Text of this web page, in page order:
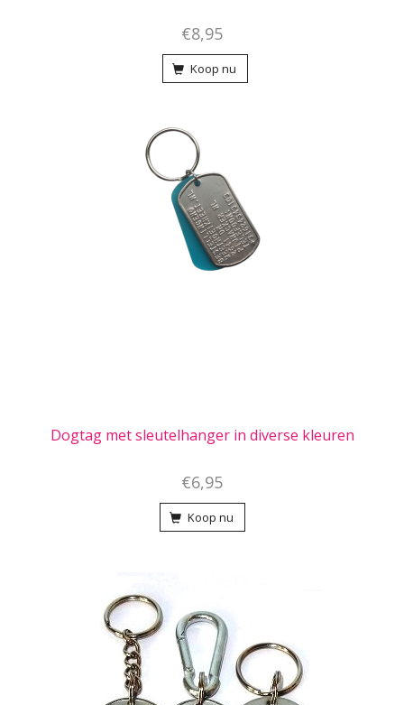
€8,95
Koop nu
Dogtag met sleutelhanger in diverse kleuren
€6,95
Koop nu